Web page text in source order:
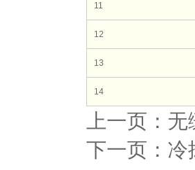
11
12
13
14
上一页：
下一页：冷